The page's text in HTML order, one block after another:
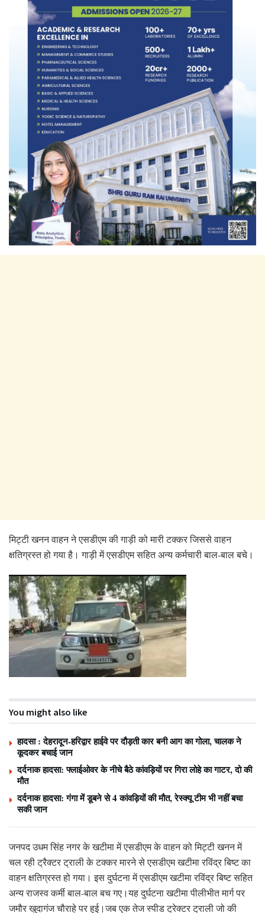
मिट्टी खनन वाहन ने एसडीएम की गाड़ी को मारी टक्कर जिससे वाहन
क्षतिग्रस्त हो गया है। गाड़ी में एसडीएम सहित अन्य कर्मचारी बाल-बाल बचे।
You might also like
हादसा : देहरादून-हरिद्वार हाईवे पर दौड़ती कार बनी आग का गोला, चालक ने
कूदकर बचाई जान
दर्दनाक हादसा: फ्लाईओवर के नीचे बैठे कांवड़ियों पर गिरा लोहे का गाटर, दो की
मौत
दर्दनाक हादसा: गंगा में डूबने से 4 कांवड़ियों की मौत, रेस्क्यू टीम भी नहीं बचा
सकी जान
जनपद उधम सिंह नगर के खटीमा में एसडीएम के वाहन को मिट्टी खनन में
चल रही ट्रैक्टर ट्राली के टक्कर मारने से एसडीएम खटीमा रविंद्र बिष्ट का
वाहन क्षतिग्रस्त हो गया। इस दुर्घटना में एसडीएम खटीमा रविंद्र बिष्ट सहित
अन्य राजस्व कर्मी बाल-बाल बच गए।यह दुर्घटना खटीमा पीलीभीत मार्ग पर
जमौर खुदागंज चौराहे पर हुई।जब एक तेज स्पीड ट्रेक्टर ट्राली जो की